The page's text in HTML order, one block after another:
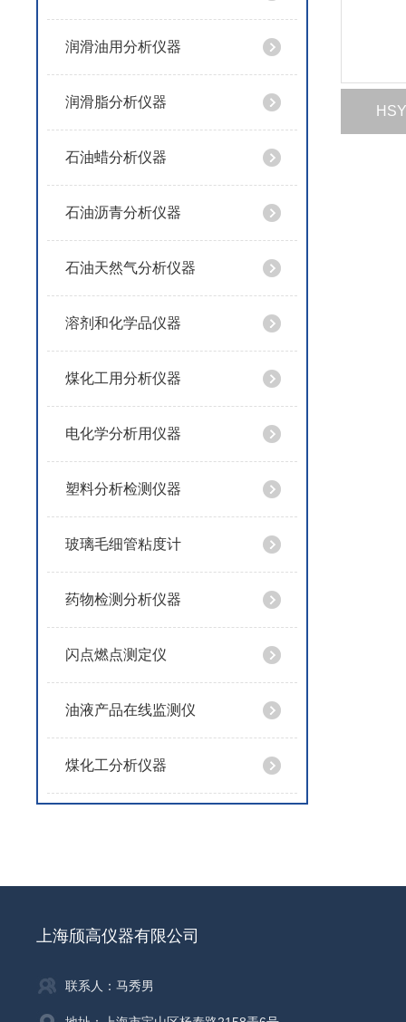
润滑油用分析仪器
润滑脂分析仪器
石油蜡分析仪器
石油沥青分析仪器
石油天然气分析仪器
溶剂和化学品仪器
煤化工用分析仪器
电化学分析用仪器
塑料分析检测仪器
玻璃毛细管粘度计
药物检测分析仪器
闪点燃点测定仪
油液产品在线监测仪
煤化工分析仪器
上海颀高仪器有限公司
联系人：马秀男